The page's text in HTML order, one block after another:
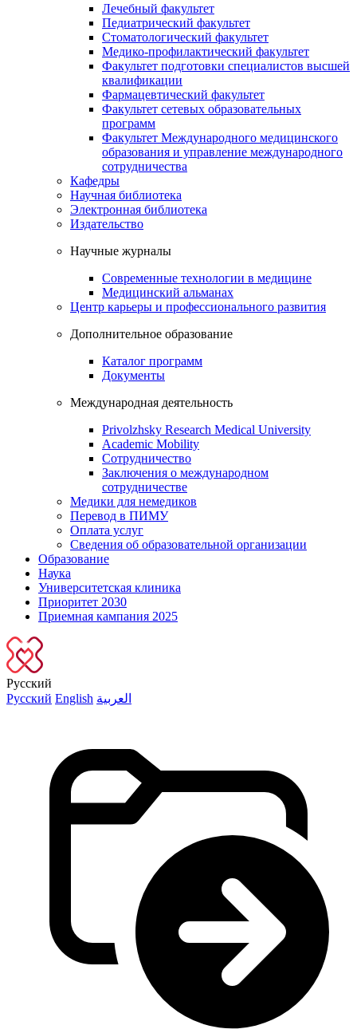
Лечебный факультет
Педиатрический факультет
Стоматологический факультет
Медико-профилактический факультет
Факультет подготовки специалистов высшей
квалификации
Фармацевтический факультет
Факультет сетевых образовательных
программ
Факультет Международного медицинского
образования и управление международного
сотрудничества
Кафедры
Научная библиотека
Электронная библиотека
Издательство
Научные журналы
Современные технологии в медицине
Медицинский альманах
Центр карьеры и профессионального развития
Дополнительное образование
Каталог программ
Документы
Международная деятельность
Privolzhsky Research Medical University
Academic Mobility
Сотрудничество
Заключения о международном
сотрудничестве
Медики для немедиков
Перевод в ПИМУ
Оплата услуг
Сведения об образовательной организации
Образование
Наука
Университетская клиника
Приоритет 2030
Приемная кампания 2025
Русский
Русский English العربية